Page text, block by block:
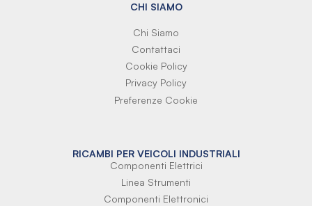
CHI SIAMO
Chi Siamo
Contattaci
Cookie Policy
Privacy Policy
Preferenze Cookie
RICAMBI PER VEICOLI INDUSTRIALI
Componenti Elettrici
Linea Strumenti
Componenti Elettronici